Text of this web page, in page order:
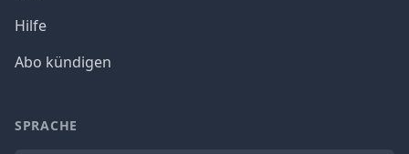
Hilfe
Abo kündigen
SPRACHE